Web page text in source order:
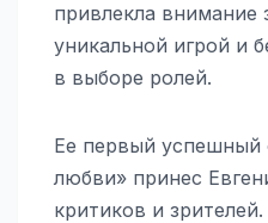
привлекла внимание
уникальной игрой и
в выборе ролей.
Ее первый успешный
любви» принес
критиков и